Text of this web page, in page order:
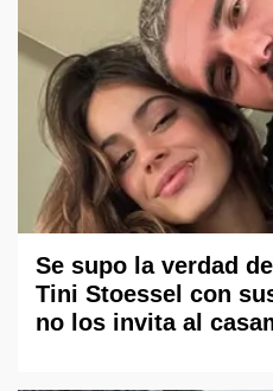
Se supo la verdad
Tini Stoessel con
no los invita al